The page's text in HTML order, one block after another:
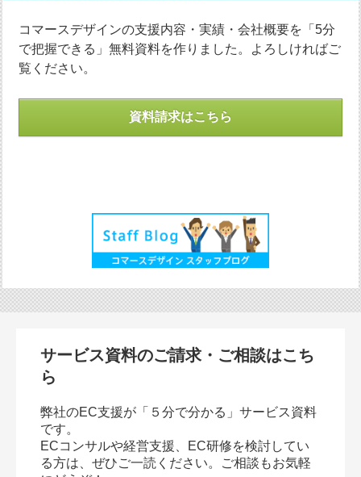
コマースデザインの支援内容・実績・会社概要を「5分
で把握できる」無料資料を作りました。よろしければご
覧ください。
資料請求はこちら
サービス資料のご請求・ご相談はこち
ら
弊社のEC支援が「５分で分かる」サービス資料
です。
ECコンサルや経営支援、EC研修を検討してい
る方は、ぜひご一読ください。ご相談もお気軽